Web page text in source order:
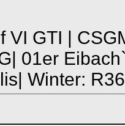
VI GTI |
01er
Winter: